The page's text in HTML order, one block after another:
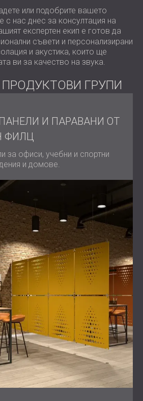
или подобрите вашето
с нас днес за консултация на
експертен екип е готов да
съвети и персонализирани
и акустика, които ще
ви за качество на звука.
ГРУПИ
И ПАРАВАНИ ОТ
ФИЛЦ
за офиси, учебни и спортни
и домове.